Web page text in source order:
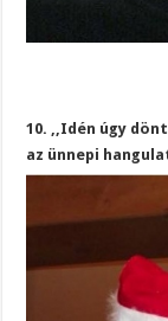
10. ,,Idén úgy
az ünnepi